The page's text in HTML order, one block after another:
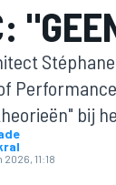
bij
2026, 11:18